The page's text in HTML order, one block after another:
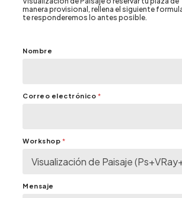
manera provisional, rellena el siguiente
te responderemos lo antes posible.
Nombre
Correo electrónico *
Workshop *
Mensaje